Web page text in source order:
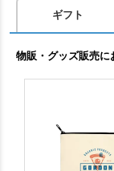
ギフト
物販・グッズ販売に